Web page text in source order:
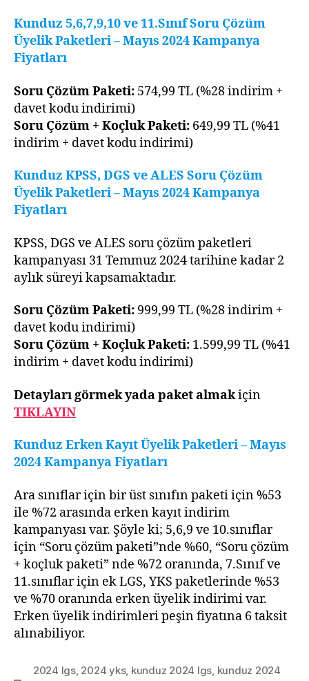
Kunduz 5,6,7,9,10 ve 11.Sınıf Soru Çözüm
Üyelik Paketleri –Mayıs 2024 Kampanya
Fiyatları
Soru Çözüm Paketi: 574,99 TL (%28 indirim +
davet kodu indirimi)
Soru Çözüm + Koçluk Paketi: 649,99 TL (%41
indirim + davet kodu indirimi)
Kunduz KPSS, DGS ve ALES Soru Çözüm
Üyelik Paketleri –Mayıs 2024 Kampanya
Fiyatları
KPSS, DGS ve ALES soru çözüm paketleri
kampanyası 31 Temmuz 2024 tarihine kadar 2
aylık süreyi kapsamaktadır.
Soru Çözüm Paketi: 999,99 TL (%28 indirim +
davet kodu indirimi)
Soru Çözüm + Koçluk Paketi: 1.599,99 TL (%41
indirim + davet kodu indirimi)
Detayları görmek yada paket almakiçin
TIKLAYIN
Kunduz Erken Kayıt Üyelik Paketleri –Mayıs
2024 Kampanya Fiyatları
Ara sınıflar için bir üst sınıfın paketi için %53
ile %72 arasında erken kayıt indirim
kampanyası var. Şöyle ki; 5,6,9 ve 10.sınıflar
için “Soru çözüm paketi”nde %60, “Soru çözüm
+ koçluk paketi” nde %72 oranında, 7.Sınıf ve
11.sınıflar için ek LGS, YKS paketlerinde %53
ve %70 oranında erken üyelik indirimi var.
Erken üyelik indirimleri peşin fiyatına 6 taksit
alınabiliyor.
2024 lgs, 2024 yks, kunduz 2024 lgs, kunduz 2024